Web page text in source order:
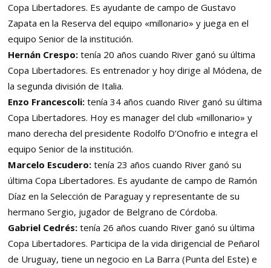
Copa Libertadores. Es ayudante de campo de Gustavo
Zapata en la Reserva del equipo «millonario» y juega en el
equipo Senior de la institución.
Hernán Crespo:tenía 20 años cuando River ganó su última
Copa Libertadores. Es entrenador y hoy dirige al Módena, de
la segunda división de Italia.
Enzo Francescoli:tenía 34 años cuando River ganó su última
Copa Libertadores. Hoy es manager del club «millonario» y
mano derecha del presidente Rodolfo D’Onofrio e integra el
equipo Senior de la institución.
Marcelo Escudero:tenía 23 años cuando River ganó su
última Copa Libertadores. Es ayudante de campo de Ramón
Díaz en la Selección de Paraguay y representante de su
hermano Sergio, jugador de Belgrano de Córdoba.
Gabriel Cedrés:tenía 26 años cuando River ganó su última
Copa Libertadores. Participa de la vida dirigencial de Peñarol
de Uruguay, tiene un negocio en La Barra (Punta del Este) e